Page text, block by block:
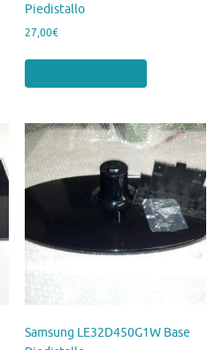
Piedistallo
27,00€
Samsung LE32D450G1W Base